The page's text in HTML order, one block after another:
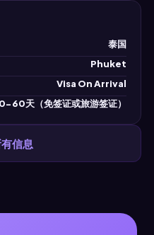
泰国
Phuket
Visa On Arrival
60天（免签证或旅游签证）
信息